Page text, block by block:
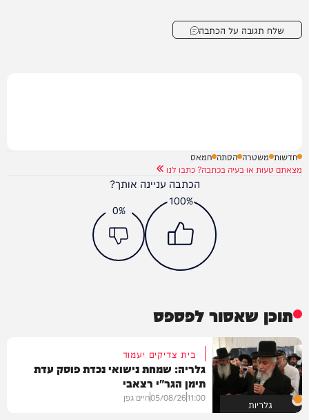
שלח תגובה על הכתבה
חדשות משטרה הסתה חמאס
מצאתם טעות או בעיה בכתבה? כתבו לנו
הכתבה עניינה אותך?
100%
0%
תוכן שאסור לפספס
גלריות
בית צדיקים יעמוד
גלריה: שמחת נישואי נכדת פוסק עדת
תימן הגר"י רצאבי
11:00
05/08/26חיים גפן